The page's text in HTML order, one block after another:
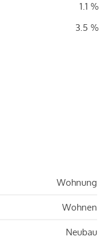
1.1 %
3.5 %
Wohnung
Wohnen
Neubau